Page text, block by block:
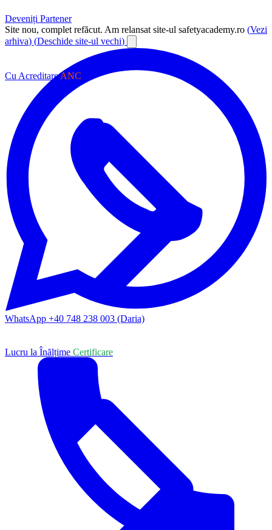
Deveniți Partener
Site nou, complet refăcut. Am relansat site-ul safetyacademy.ro (Vezi
arhiva) (Deschide site-ul vechi)
WhatsApp +40 748 238 003 (Daria)
Cu AcreditareANC
Lucru la Înălțime Certificare